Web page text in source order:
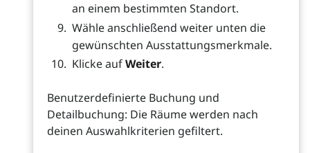
an einem bestimmten Standort.
Wähle anschließend weiter unten die
gewünschten Ausstattungsmerkmale.
Klicke aufWeiter.
Benutzerdefinierte Buchung und
Detailbuchung: Die Räume werden nach
deinen Auswahlkriterien gefiltert.